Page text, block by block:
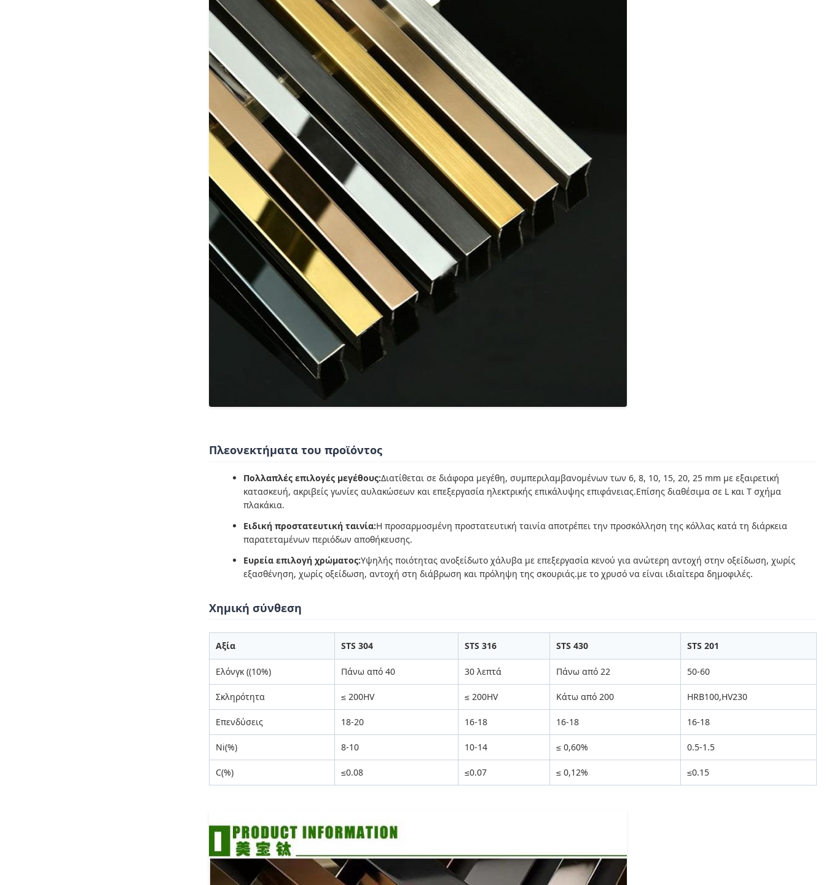
Πλεονεκτήματα του προϊόντος
Πολλαπλές επιλογές μεγέθους:Διατίθεται σε διάφορα μεγέθη, συμπεριλαμβανομένων των 6, 8, 10, 15, 20, 25 mm με εξαιρετική
κατασκευή, ακριβείς γωνίες αυλακώσεων και επεξεργασία ηλεκτρικής επικάλυψης επιφάνειας.Επίσης διαθέσιμα σε L και T σχήμα
πλακάκια.
Ειδική προστατευτική ταινία:Η προσαρμοσμένη προστατευτική ταινία αποτρέπει την προσκόλληση της κόλλας κατά τη διάρκεια
παρατεταμένων περιόδων αποθήκευσης.
Ευρεία επιλογή χρώματος:Υψηλής ποιότητας ανοξείδωτο χάλυβα με επεξεργασία κενού για ανώτερη αντοχή στην οξείδωση, χωρίς
εξασθένηση, χωρίς οξείδωση, αντοχή στη διάβρωση και πρόληψη της σκουριάς.με το χρυσό να είναι ιδιαίτερα δημοφιλές.
Χημική σύνθεση
Αξία STS 304 STS 316 STS 430 STS 201
Ελόνγκ ((10%) Πάνω από 40 30 λεπτά Πάνω από 22 50-60
Σκληρότητα ≤ 200HV ≤ 200HV Κάτω από 200 HRB100,HV230
Επενδύσεις 18-20 16-18 16-18 16-18
Ni(%) 8-10 10-14 ≤ 0,60% 0.5-1.5
C(%) ≤0.08 ≤0.07 ≤ 0,12% ≤0.15